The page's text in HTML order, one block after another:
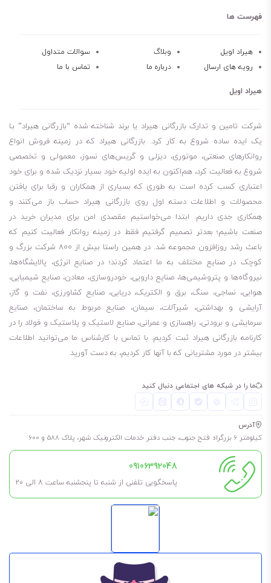
مقاوم در برابر سایش و خوردگی
قابلیت جداسازی از آب
بشکه 209 لیتری
برای طولانی شدن عمر روغن و گریس، حتما در فضای خشک، بدون رطوبت و
مسقف نگهداری شود. به این معنی که در کارگاه در معرض باد و باران نباشد
تا طول عمر آن کم نشود.
همچنین اگر نیاز به آن ندارید، تا جای ممکن درب آن را باز نکنید مگر اینکه
فهرست ها
هیراد اویل وبلاگ
سوالات متداول
رویه های ارسال
درباره ما تماس با ما
هیراد اویل
شرکت تامین و تدارک بازرگانی هیراد یا برند شناخته شده “بازرگانی هیراد” بـا
یک ایده ساده شروع به کار کرد. بازرگانی هیراد که در زمینه فروش انواع
روانکارهای صنعتی، موتوری، دیزلی و گریس‌های نسوز، معمولی و تخصصی
شروع به فعالیت کرد، هم‌اکنون به ایده اولیه خود بسیار نزدیک شده و برای خود
اعتباری کسب کرده است به طوری که بسیاری از همکاران و رقبا برای یافتن
محصولات و اطلاعات دسته اول روی بازرگانی هیراد حساب باز می‌کنند و
همکاری جدی داریم. ابتدا می‌خواستیم مقصدی امن برای مدیران خرید در
صنعت باشیم؛ بعدتر تصمیم گرفتیم فقط در زمینه روانکار فعالیت کنیم که
باعث رشد روزافزون مجموعه شد. در همین راستا بیش از 800 شرکت بزرگ و
کوچک در صنایع مختلف به ما اعتماد کردند؛ در صنایع انرژی، پالایشگاه‌ها،
نیروگاه‌ها و پتروشیمی‌ها، صنایع دارویی، خودروسازی، معادن، صنایع شیمیایی،
هوایی، نساجی، سنگ، برق و الکتریک، دریایی، صنایع کشاورزی، نفت و گاز،
آرایشی و بهداشتی، شیرآلات، سیمان، صنایع مربوط به ساختمان، صنایع
سرمایشی و برودتی، راهسازی و عمرانی، صنایع لاستیک و پلاستیک و فولاد را در
کارنامه بازرگانی هیراد ثبت کردیم. با تماس با کارشناس ما می‌توانید اطلاعات
بیشتر در مورد مشتریانی که با آنها کار کردیم، به دست آورید.
ما را در شبکه های اجتماعی دنبال کنید
آدرس
کیلومتر 6 بزرگراه فتح جنوب، جنب دفتر خدمات الکترونیک شهر، پلاک 588 و 600
09106392048
پاسخگویی تلفنی از شنبه تا پنجشنبه ساعت 8 الی ۲۰